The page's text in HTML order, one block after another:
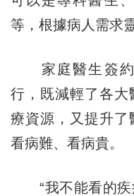
等，根據病人需求
家庭醫生簽約
行，既減輕了各大
療資源，又提升了
看病難、看病貴。
“我不能看的疾